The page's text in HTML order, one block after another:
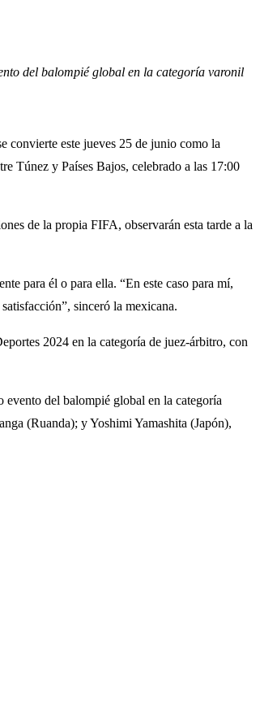
del balompié global en la categoría varonil
convierte este jueves 25 de junio como la
Túnez y Países Bajos, celebrado a las 17:00
de la propia FIFA, observarán esta tarde a la
para él o para ella. “En este caso para mí,
sinceró la mexicana.
2024 en la categoría de juez-árbitro, con
del balompié global en la categoría
(Ruanda); y Yoshimi Yamashita (Japón),